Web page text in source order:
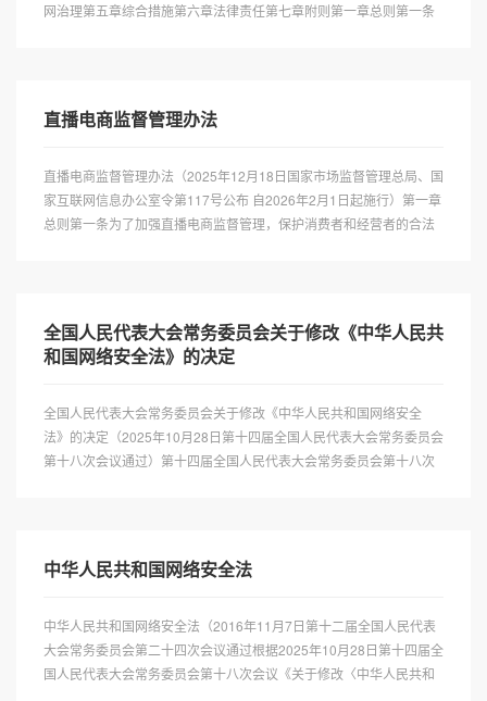
网治理第五章综合措施第六章法律责任第七章附则第一章总则第一条
直播电商监督管理办法
直播电商监督管理办法（2025年12月18日国家市场监督管理总局、国
家互联网信息办公室令第117号公布 自2026年2月1日起施行）第一章
总则第一条为了加强直播电商监督管理，保护消费者和经营者的合法
全国人民代表大会常务委员会关于修改《中华人民共
和国网络安全法》的决定
全国人民代表大会常务委员会关于修改《中华人民共和国网络安全
法》的决定（2025年10月28日第十四届全国人民代表大会常务委员会
第十八次会议通过）第十四届全国人民代表大会常务委员会第十八次
​中华人民共和国网络安全法
中华人民共和国网络安全法（2016年11月7日第十二届全国人民代表
大会常务委员会第二十四次会议通过根据2025年10月28日第十四届全
国人民代表大会常务委员会第十八次会议《关于修改〈中华人民共和